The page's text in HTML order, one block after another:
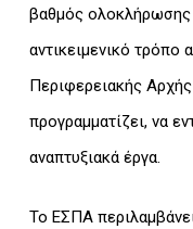
βαθμός ολοκλήρωσης
αντικειμενικό τρόπο
Περιφερειακής
προγραμματίζει, να
αναπτυξιακά έργα.
Το ΕΣΠΑ